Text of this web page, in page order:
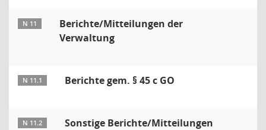
N 11
Berichte/Mitteilungen der
Verwaltung
N 11.1 Berichte gem. § 45 c GO
N 11.2 Sonstige Berichte/Mitteilungen